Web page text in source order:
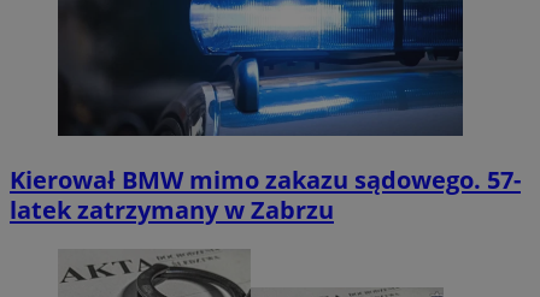
Kierował BMW mimo zakazu sądowego. 57-
latek zatrzymany w Zabrzu